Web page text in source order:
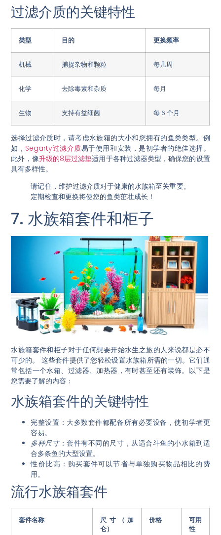
过滤介质的关键特性
类型 目的 更换频率
机械 捕捉杂物和颗粒 每几周
化学 去除毒素和杂质 每月
生物 支持有益细菌 每 6 个月
选择过滤介质时，请考虑水族箱的大小和您拥有的鱼类类型。例
如， Segarty过滤介质易于使用和安装，是初学者的绝佳选择。
此外，像升级的8层过滤垫适用于各种过滤器类型，确保您的设置
具有多样性。
请记住，维护过滤介质对于健康的水族箱至关重要。
定期检查和更换将使您的鱼类茁壮成长！
7. 水族箱套件和柜子
水族箱套件和柜子对于任何想要开始水生之旅的人来说都是必不
可少的。 这些套件提供了您轻松设置水族箱所需的一切。它们通
常包括一个水箱、过滤器、加热器，有时甚至还有装饰。以下是
您需要了解的内容：
水族箱套件的关键特性
完整设置 ：大多数套件都配备所有必要设备，使初学者更
容易。
多种尺寸：套件有不同的尺寸，从适合斗鱼的小水箱到适
合多条鱼的大型设置。
性价比高 ：购买套件可以节省与单独购买物品相比的费
用。
流行水族箱套件
套件名称
尺寸（加
仑）
价格
可用
性